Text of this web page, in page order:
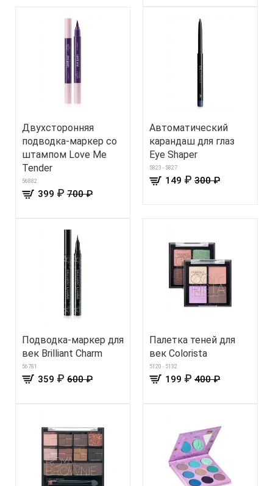
Двухсторонняя
подводка-маркер со
штампом Love Me
Tender
56882
399 ₽ 700 ₽
Автоматический
карандаш для глаз
Eye Shaper
5823 - 5827
149 ₽ 300 ₽
Подводка-маркер для
век Brilliant Charm
56781
359 ₽ 600 ₽
Палетка теней для
век Colorista
5120 - 5132
199 ₽ 400 ₽